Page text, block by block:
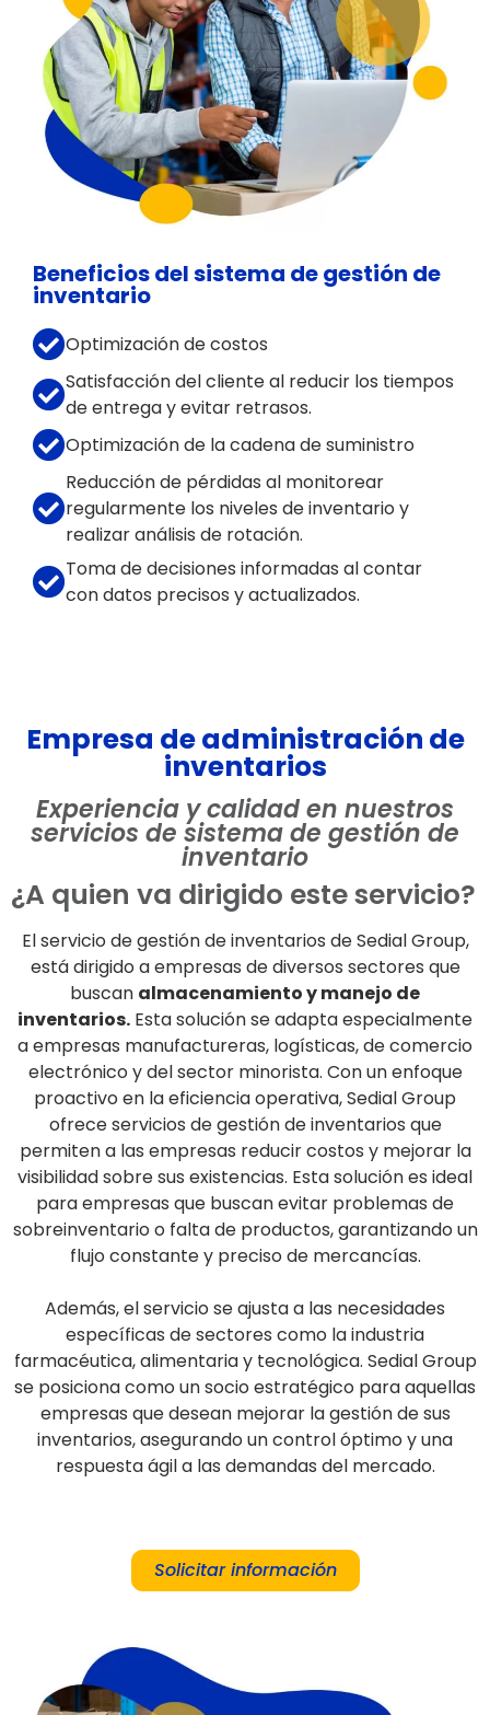
Beneficios del sistema de gestión de
inventario
Optimización de costos
Satisfacción del cliente al reducir los tiempos
de entrega y evitar retrasos.
Optimización de la cadena de suministro
Reducción de pérdidas al monitorear
regularmente los niveles de inventario y
realizar análisis de rotación.
Toma de decisiones informadas al contar
con datos precisos y actualizados.
Empresa de administración de
inventarios
Experiencia y calidad en nuestros
servicios de sistema de gestión de
inventario
¿A quien va dirigido este servicio?
El servicio de gestión de inventarios de Sedial Group,
está dirigido a empresas de diversos sectores que
buscan almacenamiento y manejo de
inventarios. Esta solución se adapta especialmente
a empresas manufactureras, logísticas, de comercio
electrónico y del sector minorista. Con un enfoque
proactivo en la eficiencia operativa, Sedial Group
ofrece servicios de gestión de inventarios que
permiten a las empresas reducir costos y mejorar la
visibilidad sobre sus existencias. Esta solución es ideal
para empresas que buscan evitar problemas de
sobreinventario o falta de productos, garantizando un
flujo constante y preciso de mercancías.
Además, el servicio se ajusta a las necesidades
específicas de sectores como la industria
farmacéutica, alimentaria y tecnológica. Sedial Group
se posiciona como un socio estratégico para aquellas
empresas que desean mejorar la gestión de sus
inventarios, asegurando un control óptimo y una
respuesta ágil a las demandas del mercado.
Solicitar información